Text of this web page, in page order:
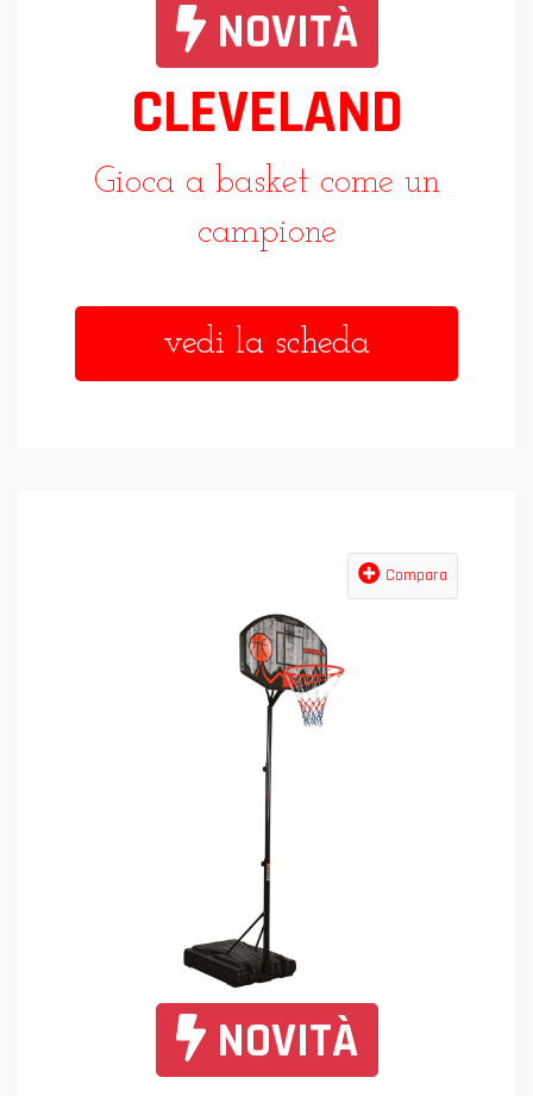
NOVITÀ
CLEVELAND
Gioca a basket come un
campione
vedi la scheda
Compara
NOVITÀ